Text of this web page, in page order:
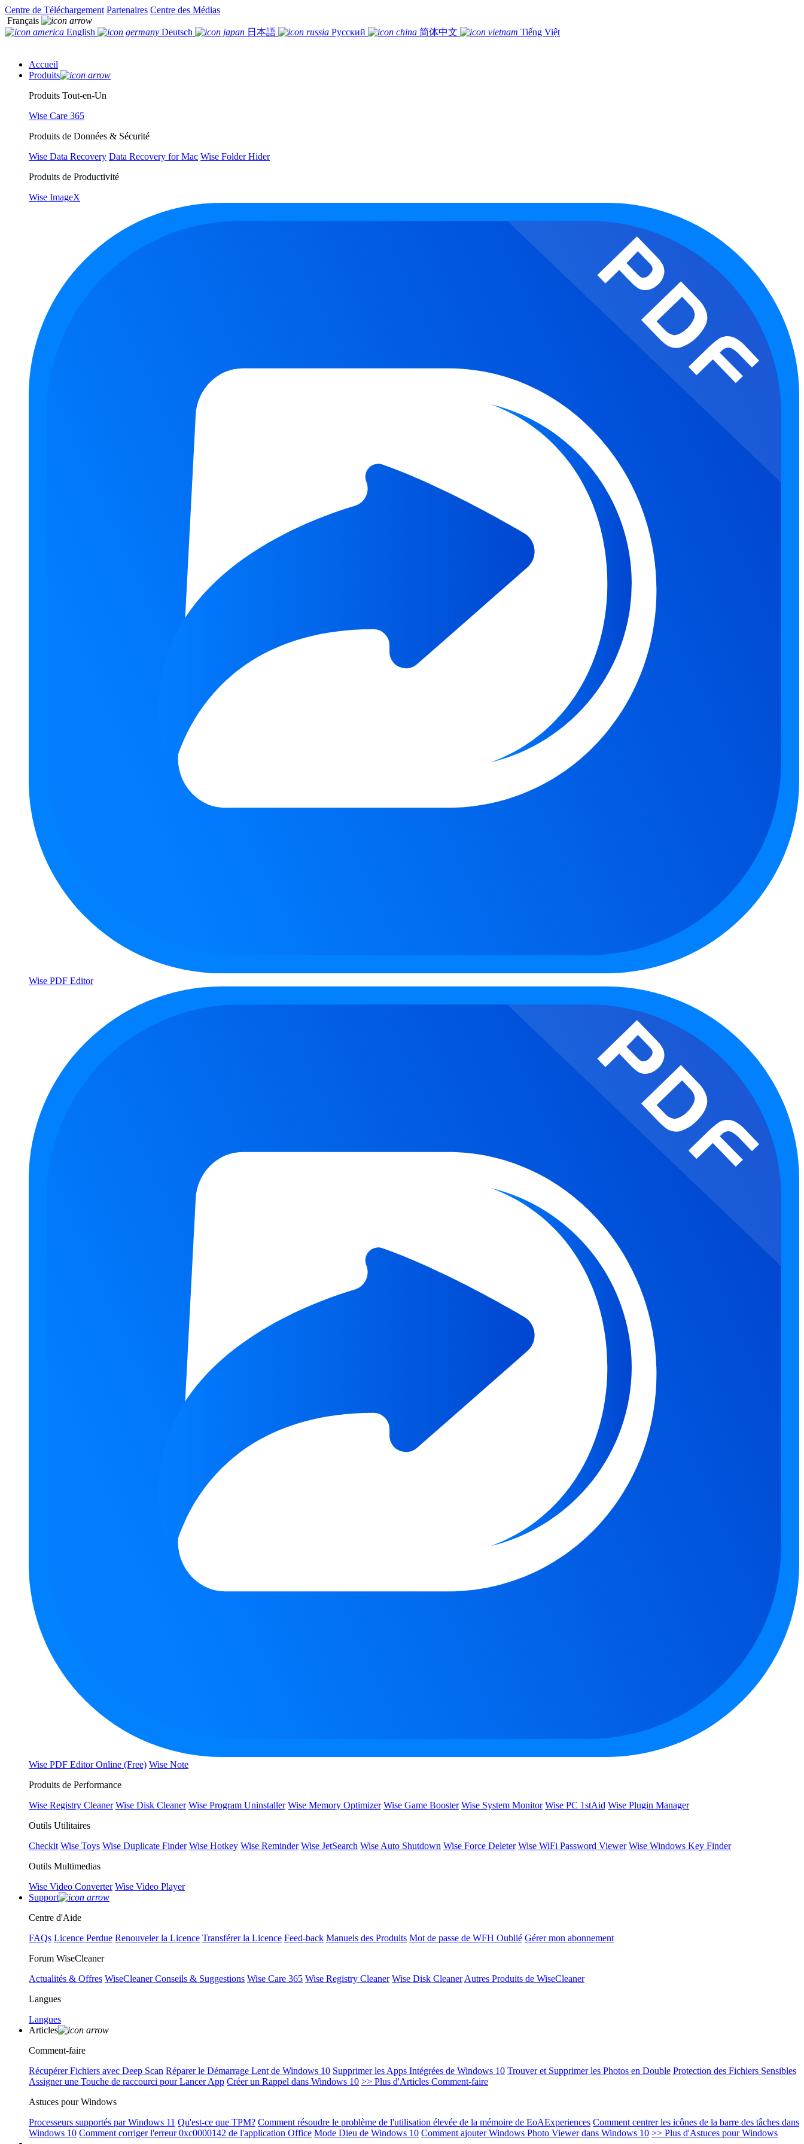
Centre de Téléchargement Partenaires Centre des Médias
Français
English
Deutsch 日本語 Русский 简体中文 Tiếng Việt
Accueil
Produits
Produits Tout-en-Un
Wise Care 365
Produits de Données & Sécurité
Wise Data Recovery Data Recovery for Mac Wise Folder Hider
Produits de Productivité
Wise ImageX
Wise PDF Editor
Wise PDF Editor Online (Free) Wise Note
Produits de Performance
Wise Registry Cleaner Wise Disk Cleaner Wise Program Uninstaller Wise Memory Optimizer Wise Game Booster Wise System Monitor Wise PC 1stAid Wise Plugin Manager
Outils Utilitaires
Checkit Wise Toys Wise Duplicate Finder Wise Hotkey Wise Reminder Wise JetSearch Wise Auto Shutdown Wise Force Deleter Wise WiFi Password Viewer Wise Windows Key Finder
Outils Multimedias
Wise Video Converter Wise Video Player
Support
Centre d'Aide
FAQs Licence Perdue Renouveler la Licence Transférer la Licence Feed-back Manuels des Produits Mot de passe de WFH Oublié Gérer mon abonnement
Forum WiseCleaner
Actualités & Offres WiseCleaner Conseils & Suggestions Wise Care 365 Wise Registry Cleaner Wise Disk Cleaner Autres Produits de WiseCleaner
Langues
Langues
Articles
Comment-faire
Récupérer Fichiers avec Deep Scan Réparer le Démarrage Lent de Windows 10 Supprimer les Apps Intégrées de Windows 10 Trouver et Supprimer les Photos en Double Protection des Fichiers Sensibles
Assigner une Touche de raccourci pour Lancer App Créer un Rappel dans Windows 10 >> Plus d'Articles Comment-faire
Astuces pour Windows
Processeurs supportés par Windows 11 Qu'est-ce que TPM? Comment résoudre le problème de l'utilisation élevée de la mémoire de EoAExperiences Comment centrer les icônes de la barre des tâches dans
Windows 10 Comment corriger l'erreur 0xc0000142 de l'application Office Mode Dieu de Windows 10 Comment ajouter Windows Photo Viewer dans Windows 10 >> Plus d'Astuces pour Windows